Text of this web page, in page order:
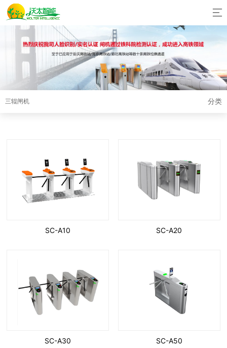
三辊闸机 分类
SC-A10 SC-A20
SC-A30 SC-A50